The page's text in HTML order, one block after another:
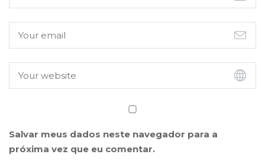
Salvar meus dados neste navegador para a
próxima vez que eu comentar.